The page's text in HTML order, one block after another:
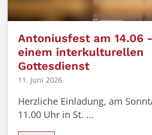
Antoniusfest am 14.06
einem interkulturellen
Gottesdienst
11. Juni 2026
Herzliche Einladung, am
11.00 Uhr in St. ...